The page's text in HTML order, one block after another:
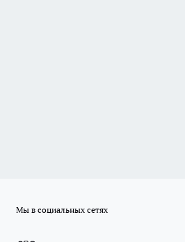
Мы в социальных сетях